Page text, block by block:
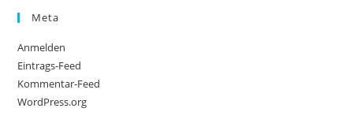
Meta
Anmelden
Eintrags-Feed
Kommentar-Feed
WordPress.org